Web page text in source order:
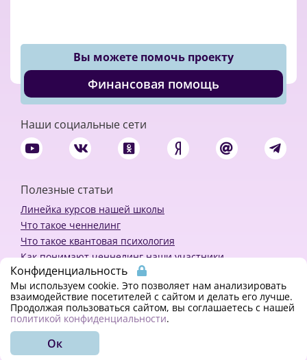
Вы можете помочь проекту
Финансовая помощь
Наши социальные сети
Полезные статьи
Линейка курсов нашей школы
Что такое ченнелинг
Что такое квантовая психология
Как понимают ченнелинг наши участники
Политика конфиденциальности
Закажи ченнелинг
© 2018 - 2023 Kvreal2018 | All rights reserved.
Конфиденциальность
Мы используем cookie. Это позволяет нам анализировать
взаимодействие посетителей с сайтом и делать его лучше.
Продолжая пользоваться сайтом, вы соглашаетесь с нашей
политикой конфиденциальности.
Ок